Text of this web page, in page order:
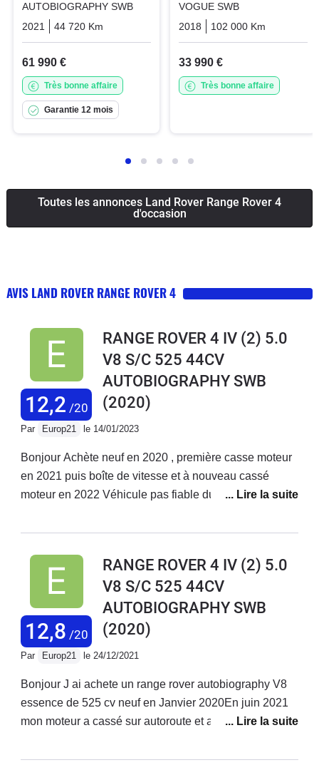
AUTOBIOGRAPHY SWB
2021
44 720 Km
61 990 €
Très bonne affaire
Garantie 12 mois
VOGUE SWB
2018
102 000 Km
33 990 €
Très bonne affaire
Toutes les annonces Land Rover Range Rover 4
d'occasion
AVIS LAND ROVER RANGE ROVER 4
12,2 /20
RANGE ROVER 4 IV (2) 5.0
V8 S/C 525 44CV
AUTOBIOGRAPHY SWB
(2020)
Par Europ21 le 14/01/2023
Bonjour Achète neuf en 2020 , première casse moteur
en 2021 puis boîte de vitesse et à nouveau cassé
moteur en 2022 Véhicule pas fiable du tout Problèmes
suspensions freins très légers pas ventilés ni
reprises Mecanique défaillante moteur et boîte de
vitesses ! Pas de service à la hauteur . Véhicule a
200.000 euros full options mais Servuce digne d un
évoqué à 60.000 et encore ! Je pense que chez
Renault ou Peugeot il y a un service après vente plus
réactif .Ah oui j oubliais … véhicule de remplacement
… p400e ! Quand on achète un v8 de 5 litres de
cylindrée on vous donne un 4 cylindres de 2 litres en
remplacement !!! Bref rien ne suit en terme de service
12,8 /20
RANGE ROVER 4 IV (2) 5.0
V8 S/C 525 44CV
AUTOBIOGRAPHY SWB
(2020)
Par Europ21 le 24/12/2021
Bonjour J ai achete un range rover autobiography V8
essence de 525 cv neuf en Janvier 2020En juin 2021
mon moteur a cassé sur autoroute et aucune
alors monté sur le véhicule Depuis juin 2021 je passe